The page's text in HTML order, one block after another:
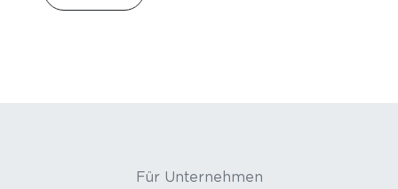
Für Unternehmen